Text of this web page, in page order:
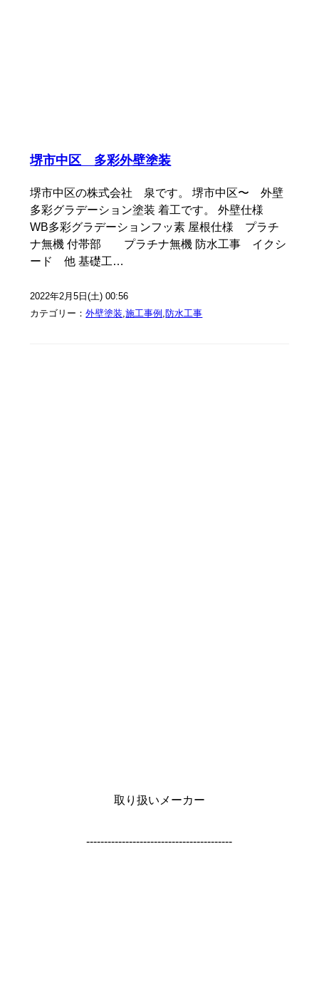
堺市中区 多彩外壁塗装
堺市中区の株式会社 泉です。 堺市中区〜 外壁
多彩グラデーション塗装 着工です。 外壁仕様
WB多彩グラデーションフッ素 屋根仕様 プラチ
ナ無機 付帯部 プラチナ無機 防水工事 イクシ
ード 他 基礎工…
2022年2月5日(土) 00:56
カテゴリー：外壁塗装,施工事例 ,防水工事
取り扱いメーカー
-----------------------------------------